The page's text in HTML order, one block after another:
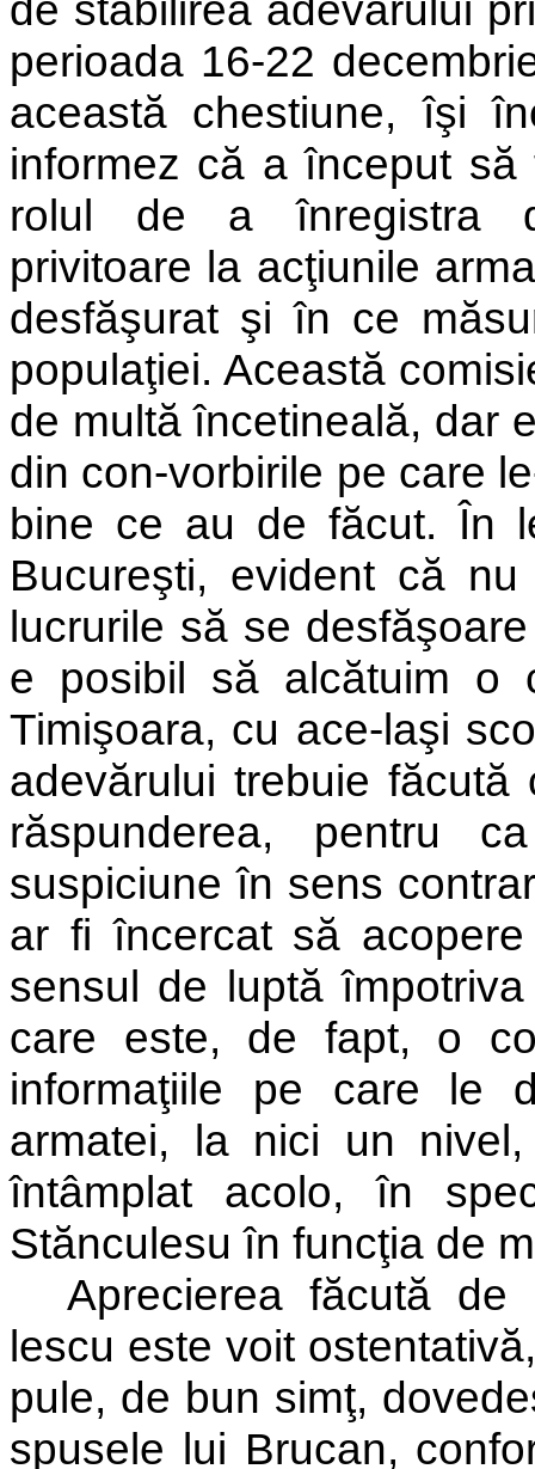
perioada 16-22
această chestiune, îşi
informez că a început
rolul de a înregistra
privitoare la acţiunile
desfăşurat şi în ce
populaţiei. Această
de multă încetineală, dar
din con-vorbirile pe care
bine ce au de făcut. În
Bucureşti, evident că
lucrurile să se
e posibil să alcătuim o
Timişoara, cu ace-laşi
adevărului trebuie
răspunderea, pentru
suspiciune în sens
ar fi încercat să
sensul de luptă
care este, de fapt, o
informaţiile pe care le
armatei, la nici un
întâmplat acolo, în
Stănculesu în funcţia de
Aprecierea făcută
lescu este voit
pule, de bun simţ,
spusele lui Brucan,